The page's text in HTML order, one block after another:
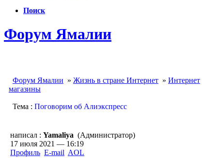
Поиск
Форум Ямалии
Форум Ямалии » Жизнь в стране Интернет » Интернет
магазины
Тема : Поговорим об Алиэкспресс
написал : Yamaliya (Администратор)
17 июля 2021 — 16:19
Профиль E-mail AOL